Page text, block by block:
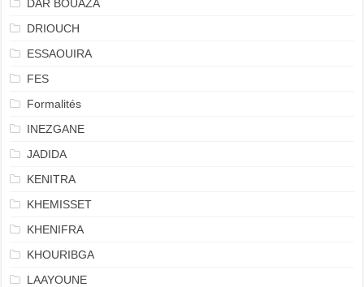
DAR BOUAZA
DRIOUCH
ESSAOUIRA
FES
Formalités
INEZGANE
JADIDA
KENITRA
KHEMISSET
KHENIFRA
KHOURIBGA
LAAYOUNE